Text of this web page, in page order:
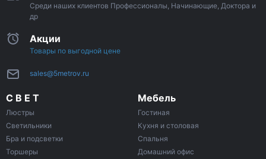
Среди наших клиентов Профессионалы, Начинающие, Доктора и
др
Акции
Товары по выгодной цене
sales@5metrov.ru
С В Е Т
Люстры
Светильники
Бра и подсветки
Торшеры
Мебель
Гостиная
Кухня и столовая
Спальня
Домашний офис